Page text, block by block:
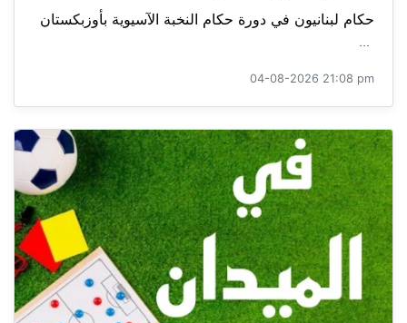
حكام لبنانيون في دورة حكام النخبة الآسيوية بأوزبكستان
...
04-08-2026 21:08 pm